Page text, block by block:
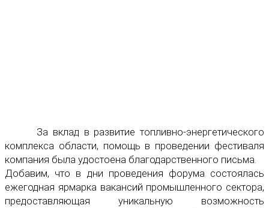
За вклад в развитие топливно-энергетического
комплекса области, помощь в проведении фестиваля
компания была удостоена благодарственного письма.
Добавим, что в дни проведения форума состоялась
ежегодная ярмарка вакансий промышленного сектора,
предоставляющая уникальную возможность